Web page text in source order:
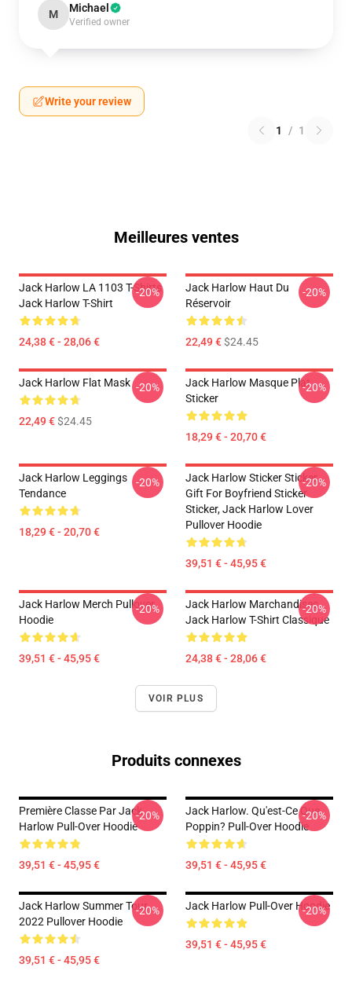
M Michael
Verified owner
Write your review
1 / 1
Meilleures ventes
Jack Harlow LA 1103 T-Shirts
Jack Harlow T-Shirt
24,38 € - 28,06 €
-20%
Jack Harlow Haut Du
Réservoir
22,49 €$24.45
-20%
Jack Harlow Flat Mask
22,49 €$24.45
-20%
Jack Harlow Masque Plat
Sticker
18,29 € - 20,70 €
-20%
Jack Harlow Leggings
Tendance
18,29 € - 20,70 €
-20%
Jack Harlow Sticker Sticker,
Gift For Boyfriend Sticker
Sticker, Jack Harlow Lover
Pullover Hoodie
39,51 € - 45,95 €
-20%
Jack Harlow Merch Pullover
Hoodie
39,51 € - 45,95 €
-20%
Jack Harlow Marchandises
Jack Harlow T-Shirt Classique
24,38 € - 28,06 €
-20%
VOIR PLUS
Produits connexes
Première Classe Par Jack
Harlow Pull-Over Hoodie
39,51 € - 45,95 €
-20%
Jack Harlow. Qu'est-Ce Que
Poppin? Pull-Over Hoodie
39,51 € - 45,95 €
-20%
Jack Harlow Summer Tour
2022 Pullover Hoodie
39,51 € - 45,95 €
-20% Jack Harlow Pull-Over Hoodie
39,51 € - 45,95 €
-20%